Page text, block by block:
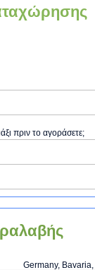
πριν το αγοράσετε;
Germany,